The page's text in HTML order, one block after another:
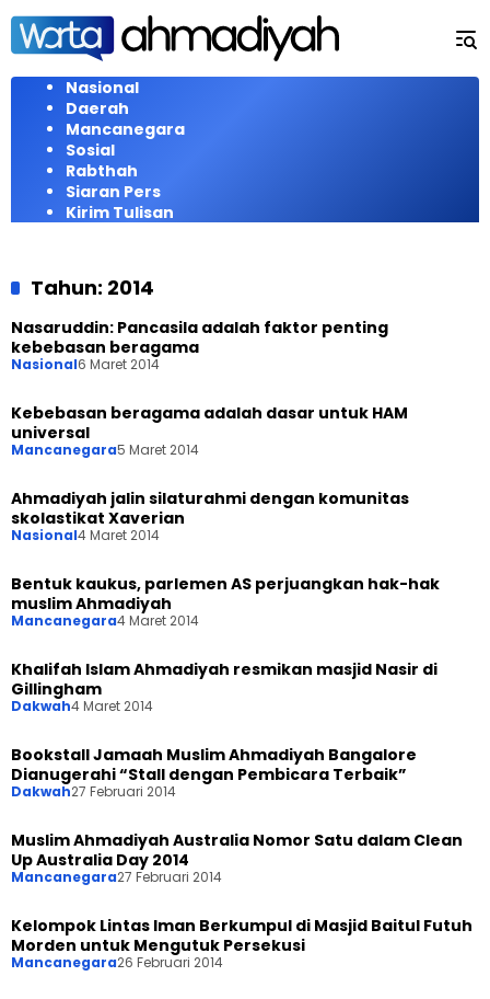
Langsung
konten
Nasional
Daerah
Mancanegara
Sosial
Rabthah
Siaran Pers
Kirim Tulisan
Tahun: 2014
Nasaruddin: Pancasila adalah faktor penting
kebebasan beragama
Nasional6 Maret 2014
Kebebasan beragama adalah dasar untuk HAM
universal
Mancanegara5 Maret 2014
Ahmadiyah jalin silaturahmi dengan komunitas
skolastikat Xaverian
Nasional4 Maret 2014
Bentuk kaukus, parlemen AS perjuangkan hak-hak
muslim Ahmadiyah
Mancanegara4 Maret 2014
Khalifah Islam Ahmadiyah resmikan masjid Nasir di
Gillingham
Dakwah4 Maret 2014
Bookstall Jamaah Muslim Ahmadiyah Bangalore
Dianugerahi “Stall dengan Pembicara Terbaik”
Dakwah27 Februari 2014
Muslim Ahmadiyah Australia Nomor Satu dalam Clean
Up Australia Day 2014
Mancanegara27 Februari 2014
Kelompok Lintas Iman Berkumpul di Masjid Baitul Futuh
Morden untuk Mengutuk Persekusi
Mancanegara26 Februari 2014